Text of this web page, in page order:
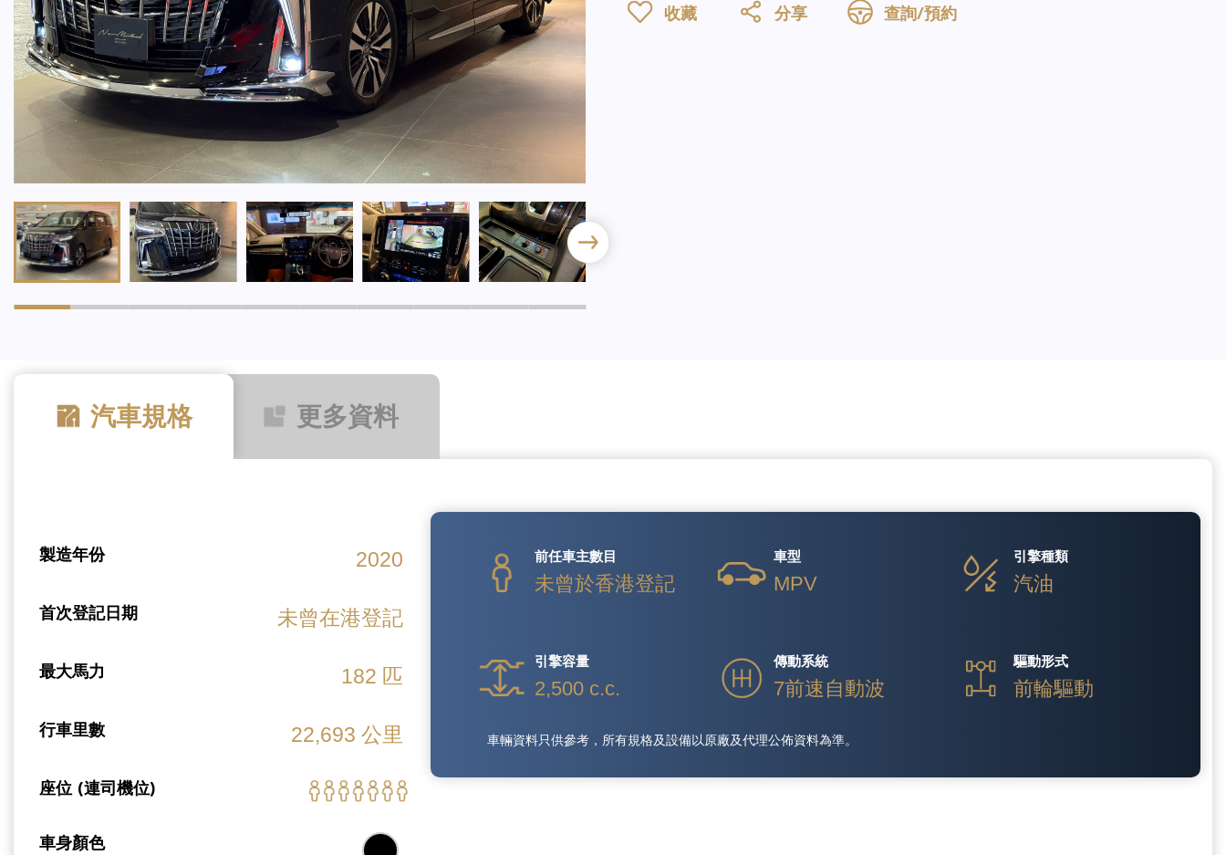
收藏 分享 查詢/預約
汽車規格 更多資料
製造年份 2020
首次登記日期 未曾在港登記
最大馬力 182 匹
行車里數 22,693 公里
座位 (連司機位)
車身顏色
前任車主數目
未曾於香港登記
車型
MPV
引擎種類
汽油
引擎容量
2,500 c.c.
傳動系統
7前速自動波
驅動形式
前輪驅動
車輛資料只供參考，所有規格及設備以原廠及代理公佈資料為準。